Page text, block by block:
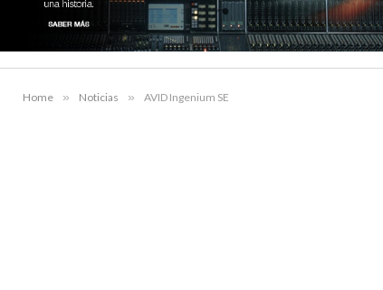
Home » Noticias » AVID Ingenium SE